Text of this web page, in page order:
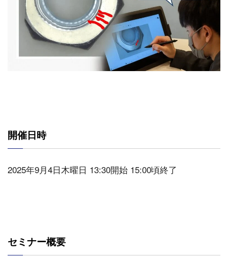
開催日時
2025年9月4日木曜日 13:30開始 15:00頃終了
セミナー概要